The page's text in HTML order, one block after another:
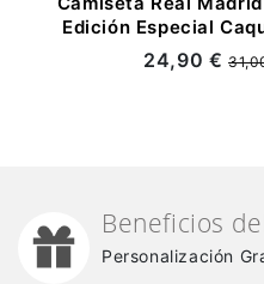
Edición Especial
JUGADOR)
24,90 €
Beneficios
Personalización